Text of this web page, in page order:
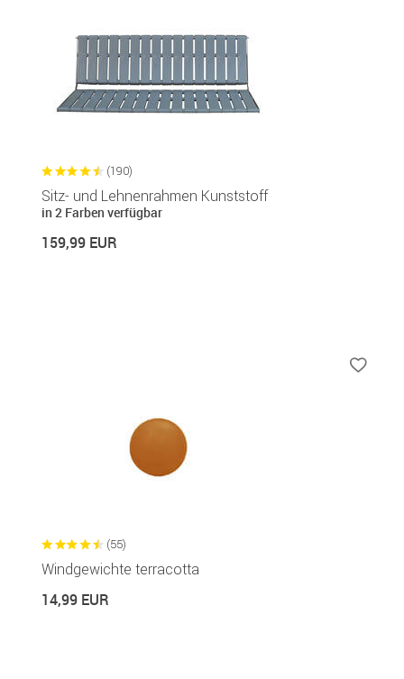
(190)
Sitz- und Lehnenrahmen Kunststoff
in 2 Farben verfügbar
159,99 EUR
(55)
Windgewichte terracotta
14,99 EUR